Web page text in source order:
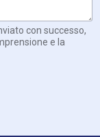
con successo,
e la